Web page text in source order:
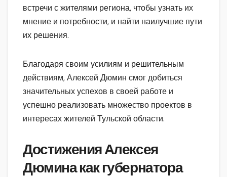
встречи с жителями региона, чтобы узнать их
мнение и потребности, и найти наилучшие пути
их решения.
Благодаря своим усилиям и решительным
действиям, Алексей Дюмин смог добиться
значительных успехов в своей работе и
успешно реализовать множество проектов в
интересах жителей Тульской области.
Достижения Алексея
Дюмина как губернатора